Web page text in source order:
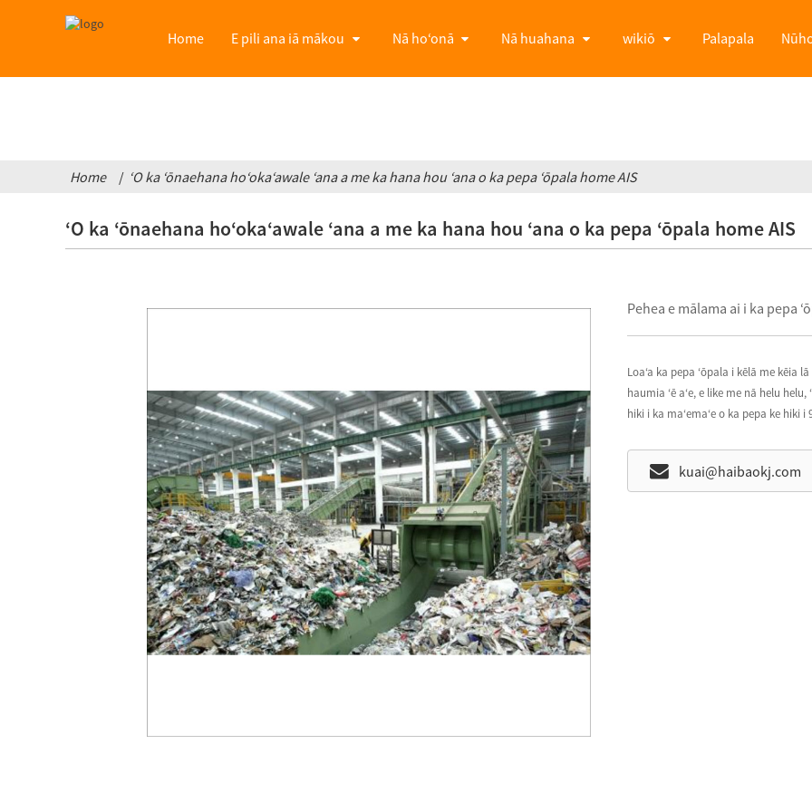
Home E pili ana iā mākou Nā hoʻonā Nā huahana wikiō Palapala
Home ʻO ka ʻōnaehana hoʻokaʻawale ʻana a me ka hana hou ʻana o ka pepa ʻōpala home AIS
ʻO ka ʻōnaehana hoʻokaʻawale ʻana a me ka hana hou ʻana o ka pepa ʻōpala home AIS
Pehea e mālama ai i ka pepa
Loaʻa ka pepa ʻōpala i kēlā me kēia
haumia ʻē aʻe, e like me nā helu
hiki i ka maʻemaʻe o ka pepa ke hiki i
kuai@haibaokj.com